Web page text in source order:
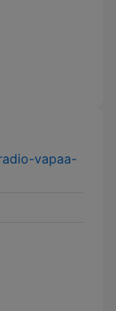
vapaa-